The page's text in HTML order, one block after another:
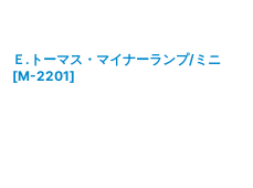
Ｅ.トーマス・マイナーランプ/ミニ
[M-2201]